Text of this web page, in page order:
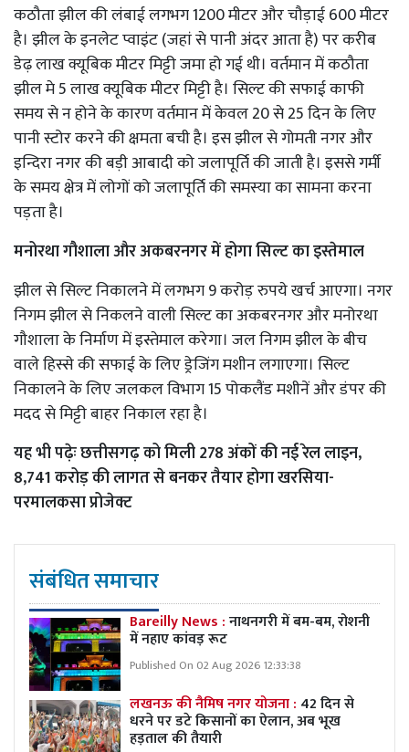
कठौता झील की लंबाई लगभग 1200 मीटर और चौड़ाई 600 मीटर
है। झील के इनलेट प्वाइंट (जहां से पानी अंदर आता है) पर करीब
डेढ़ लाख क्यूबिक मीटर मिट्टी जमा हो गई थी। वर्तमान में कठौता
झील मे 5 लाख क्यूबिक मीटर मिट्टी है। सिल्ट की सफाई काफी
समय से न होने के कारण वर्तमान में केवल 20 से 25 दिन के लिए
पानी स्टोर करने की क्षमता बची है। इस झील से गोमती नगर और
इन्दिरा नगर की बड़ी आबादी को जलापूर्ति की जाती है। इससे गर्मी
के समय क्षेत्र में लोगों को जलापूर्ति की समस्या का सामना करना
पड़ता है।
मनोरथा गौशाला और अकबरनगर में होगा सिल्ट का इस्तेमाल
झील से सिल्ट निकालने में लगभग 9 करोड़ रुपये खर्च आएगा। नगर
निगम झील से निकलने वाली सिल्ट का अकबरनगर और मनोरथा
गौशाला के निर्माण में इस्तेमाल करेगा। जल निगम झील के बीच
वाले हिस्से की सफाई के लिए ड्रेजिंग मशीन लगाएगा। सिल्ट
निकालने के लिए जलकल विभाग 15 पोकलैंड मशीनें और डंपर की
मदद से मिट्टी बाहर निकाल रहा है।
यह भी पढ़ेःछत्तीसगढ़ को मिली 278 अंकों की नई रेल लाइन,
8,741 करोड़ की लागत से बनकर तैयार होगा खरसिया-
परमालकसा प्रोजेक्ट
संबंधित समाचार
Bareilly News :नाथनगरी में बम-बम, रोशनी
में नहाए कांवड़ रूट
Published On 02 Aug 2026 12:33:38
लखनऊ की नैमिष नगर योजना : 42 दिन से
धरने पर डटे किसानों का ऐलान, अब भूख
हड़ताल की तैयारी